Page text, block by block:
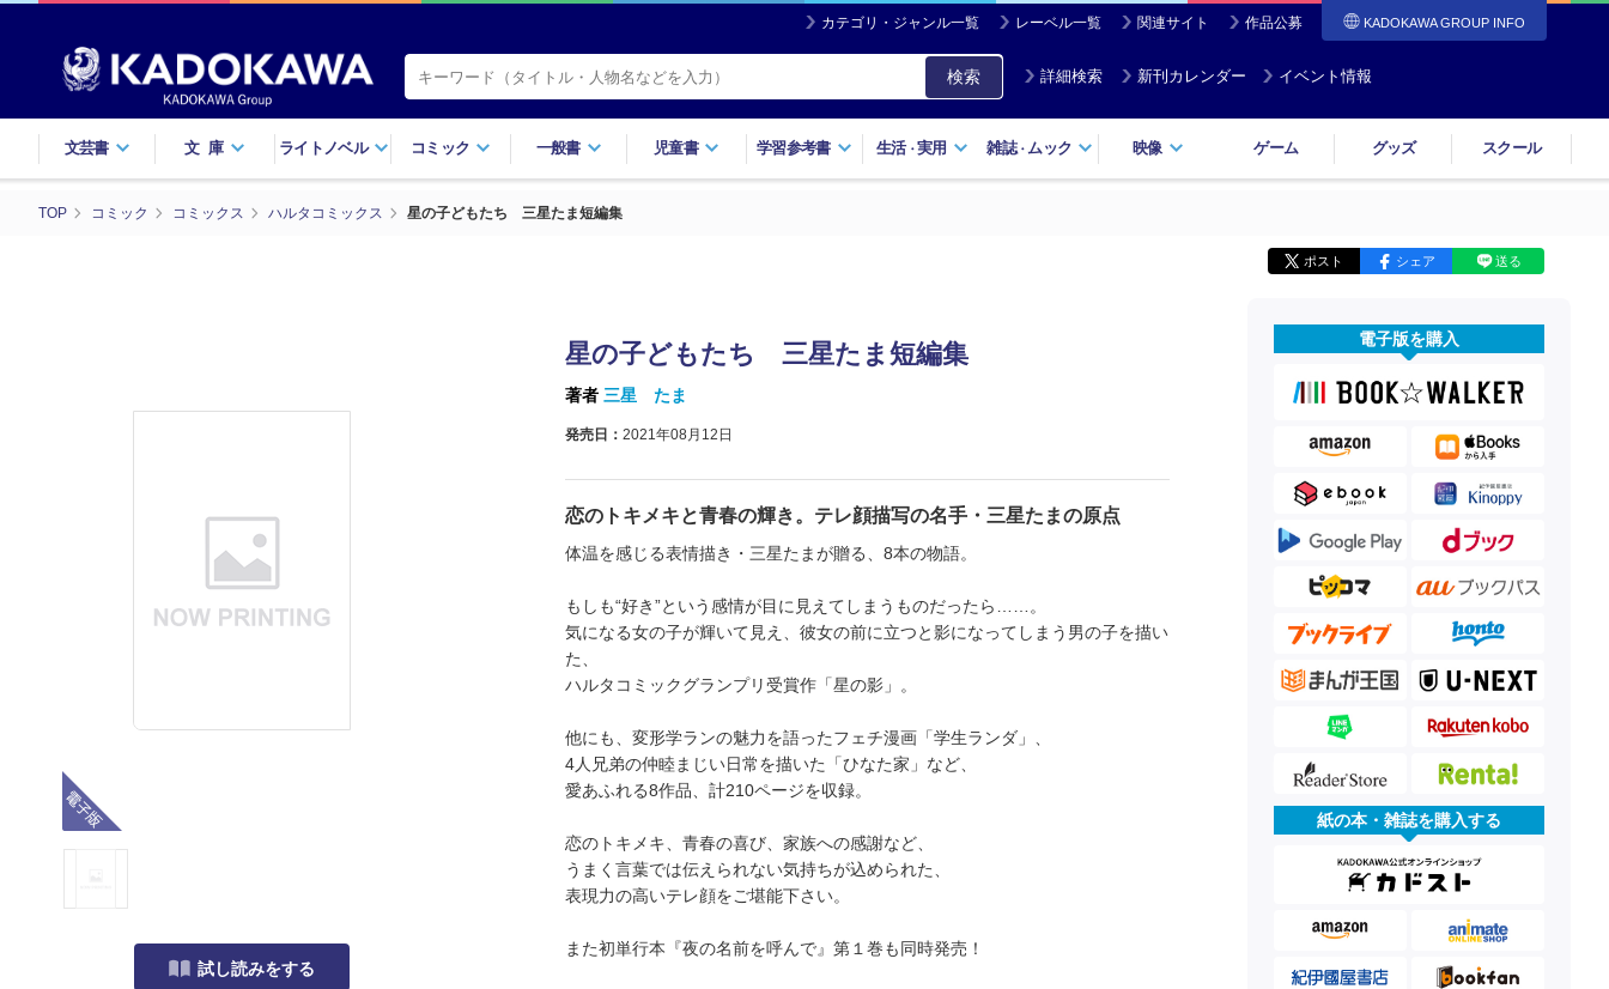
カテゴリ・ジャンル一覧 レーベル一覧 関連サイト 作品公募 KADOKAWA GROUP INFO
検索 詳細検索 新刊カレンダー イベント情報
文芸書 文庫 ライトノベル コミック 一般書 児童書 学習参考書 生活・実用 雑誌・ ムック 映像 ゲーム グッズ スクール
TOP コミック コミックス ハルタコミックス 星の子どもたち 三星たま短編集
ポスト シェア 送る
試し読みをする
星の子どもたち 三星たま短編集
著者 三星 たま
発売日： 2021年08月12日
恋のトキメキと青春の輝き。テレ顔描写の名手・三星たまの原点
体温を感じる表情描き・三星たまが贈る、8本の物語。
もしも“好き”という感情が目に見えてしまうものだったら……。
気になる女の子が輝いて見え、彼女の前に立つと影になってしまう男の子を描い
た、
ハルタコミックグランプリ受賞作「星の影」。
他にも、変形学ランの魅力を語ったフェチ漫画「学生ランダ」、
4人兄弟の仲睦まじい日常を描いた「ひなた家」など、
愛あふれる8作品、計210ページを収録。
恋のトキメキ、青春の喜び、家族への感謝など、
うまく言葉では伝えられない気持ちが込められた、
表現力の高いテレ顔をご堪能下さい。
また初単行本『夜の名前を呼んで』第１巻も同時発売！
電子版を購入
紙の本・雑誌を購入する